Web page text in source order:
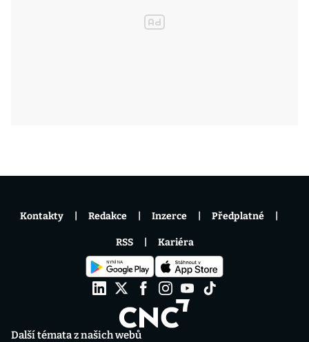
Další témata z našich webů
Kontakty Redakce Inzerce Předplatné
RSS Kariéra